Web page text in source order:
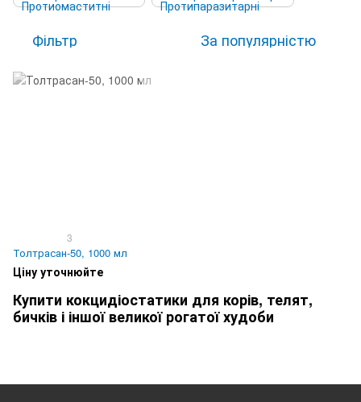
Фільтр За популярністю
3
Толтрасан-50, 1000 мл
Ціну уточнюйте
Купити кокцидіостатики для корів, телят,
бичків і іншої великої рогатої худоби